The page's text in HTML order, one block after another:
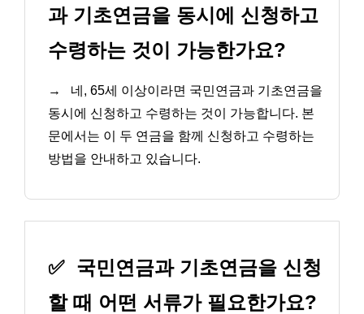
과 기초연금을 동시에 신청하고
수령하는 것이 가능한가요?
→
네, 65세 이상이라면 국민연금과 기초연금을
동시에 신청하고 수령하는 것이 가능합니다. 본
문에서는 이 두 연금을 함께 신청하고 수령하는
방법을 안내하고 있습니다.
✅ 국민연금과 기초연금을 신청
할 때 어떤 서류가 필요한가요?